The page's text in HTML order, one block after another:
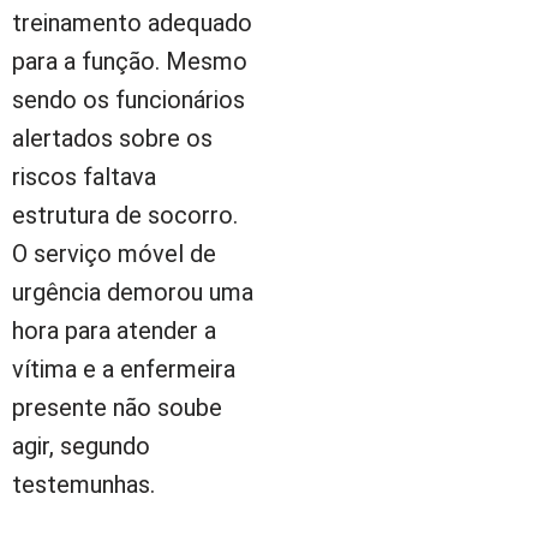
treinamento adequado
para a função. Mesmo
sendo os funcionários
alertados sobre os
riscos faltava
estrutura de socorro.
O serviço móvel de
urgência demorou uma
hora para atender a
vítima e a enfermeira
presente não soube
agir, segundo
testemunhas.